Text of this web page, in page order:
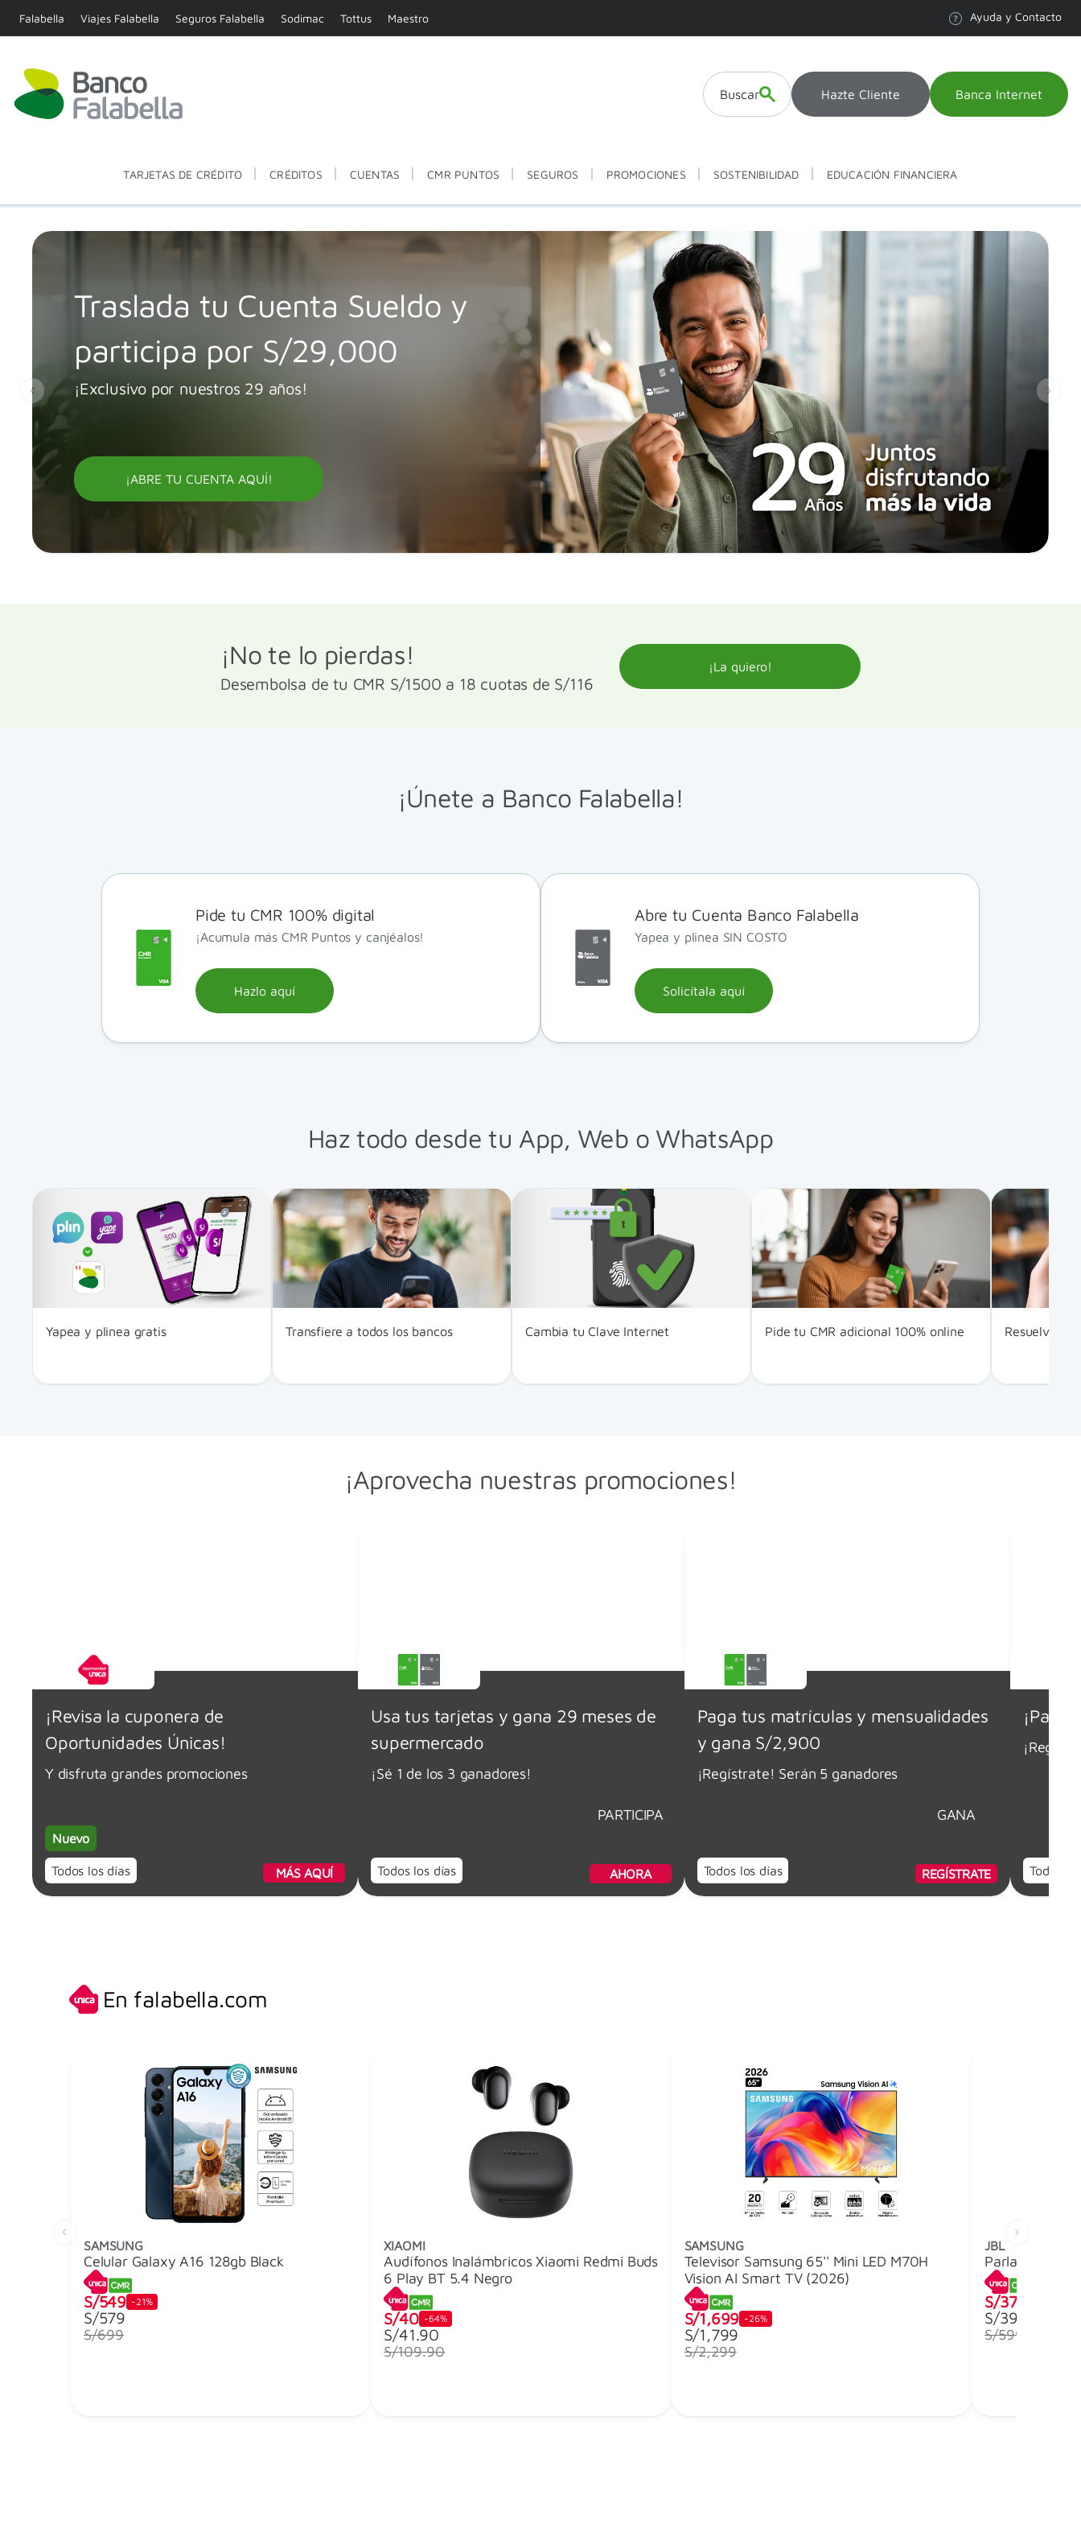
Falabella Viajes Falabella Seguros Falabella Sodimac Tottus Maestro Ayuda y Contacto
Buscar Hazte Cliente Banca Internet
TARJETAS DE CRÉDITO CRÉDITOS CUENTAS CMR PUNTOS SEGUROS PROMOCIONES SOSTENIBILIDAD EDUCACIÓN FINANCIERA
Traslada tu Cuenta Sueldo y
participa por S/29,000
¡Exclusivo por nuestros 29 años!
¡ABRE TU CUENTA AQUÍ!
¡No te lo pierdas!
Desembolsa de tu CMR S/1500 a 18 cuotas de S/116
¡La quiero!
¡Únete a Banco Falabella!
Pide tu CMR 100% digital
¡Acumula más CMR Puntos y canjéalos!
Hazlo aquí
Abre tu Cuenta Banco Falabella
Yapea y plinea SIN COSTO
Solicítala aquí
Haz todo desde tu App, Web o WhatsApp
Yapea y plinea gratis​ Transfiere a todos los bancos Cambia tu Clave Internet Pide tu CMR adicional 100% online Resuelve
¡Aprovecha nuestras promociones!
¡Revisa la cuponera de
Oportunidades Únicas!
Y disfruta grandes promociones
Nuevo
Todos los días MÁS AQUÍ
Usa tus tarjetas y gana 29 meses de
supermercado
¡Sé 1 de los 3 ganadores!
Todos los días
PARTICIPA
AHORA
Paga tus matrículas y mensualidades
y gana S/2,900
¡Regístrate! Serán 5 ganadores
Todos los días
GANA
REGÍSTRATE
¡Paga
Todos
En falabella.com
SAMSUNG
Celular Galaxy A16 128gb Black
S/549 -21%
S/579
S/699
XIAOMI
Audífonos Inalámbricos Xiaomi Redmi Buds
6 Play BT 5.4 Negro
S/40 -64%
S/41.90
S/109.90
SAMSUNG
Televisor Samsung 65'' Mini LED M70H
Vision AI Smart TV (2026)
S/1,699 -26%
S/1,799
S/2,299
JBL
Parlante
S/379
S/399
S/599